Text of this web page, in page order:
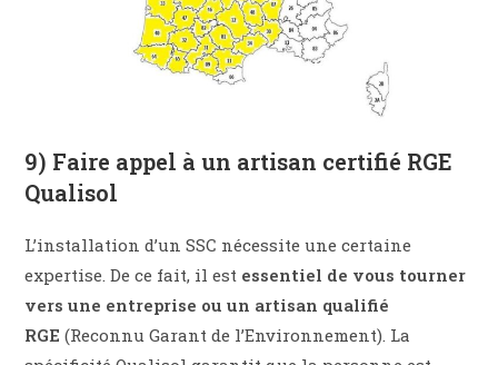
9) Faire appel à un artisan certifié RGE
Qualisol
L’installation d’un SSC nécessite une certaine
expertise. De ce fait, il est essentiel de vous tourner
vers une entreprise ou un artisan qualifié
RGE(Reconnu Garant de l’Environnement). La